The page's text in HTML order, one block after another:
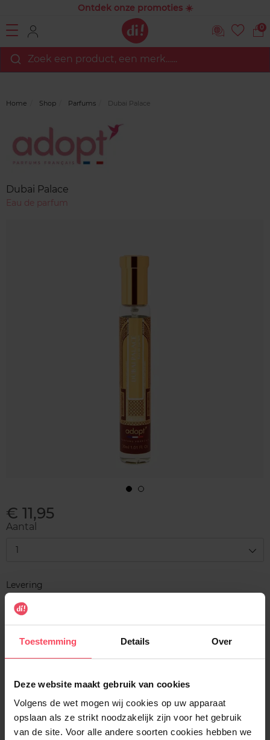
Toestemming Details Over
Deze website maakt gebruik van cookies
Volgens de wet mogen wij cookies op uw apparaat
opslaan als ze strikt noodzakelijk zijn voor het gebruik
van de site. Voor alle andere soorten cookies hebben we
Ontdek onze promoties ☀️
0
Zoek een product, een merk…...
Home Shop Parfums Dubai Palace
Dubai Palace
Eau de parfum
€ 11,95
Aantal
1
Levering
Voorradig
In winkelmandje
Gratis levering bij aankoop van min. 35€.
Verzending binnen 24u